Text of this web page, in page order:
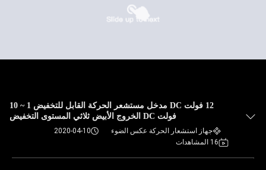
12 فولت DC مدخل مستشعر الحركة القابل للتخفيض 1 ~ 10
فولت DC الخروج الأبيض ثلاثي المستوى التخفيض
جهاز استشعار الحركة عكس الضوء
2020-04-10
16 المشاهدات